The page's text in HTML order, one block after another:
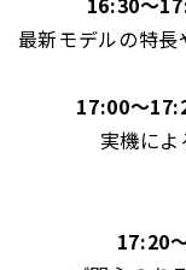
最新モデルの特長
17:00～
実機に
17:20